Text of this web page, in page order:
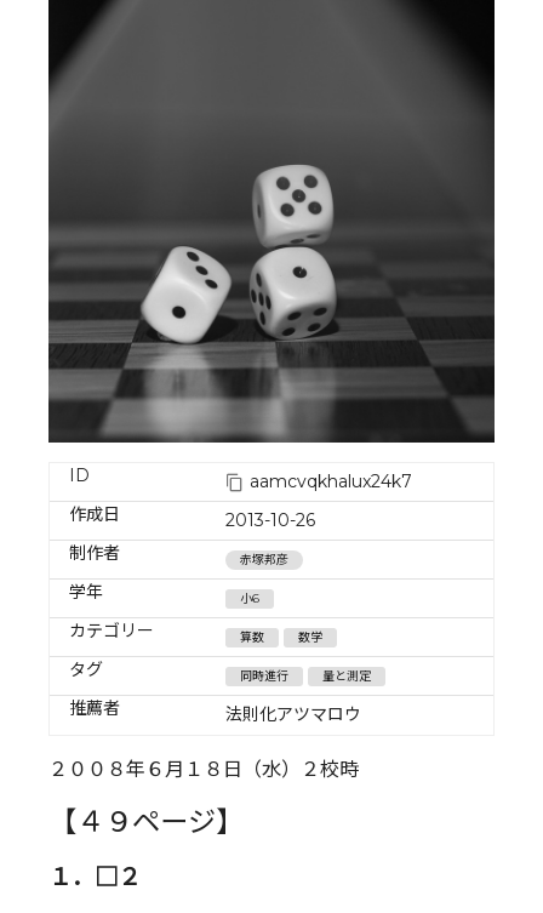
ID
aamcvqkhalux24k7
作成日
2013-10-26
制作者
赤塚邦彦
学年 小6
カテゴリー 算数 数学
タグ 同時進行 量と測定
推薦者 法則化アツマロウ
２００８年６月１８日（水）２校時
【４９ページ】
１．□２